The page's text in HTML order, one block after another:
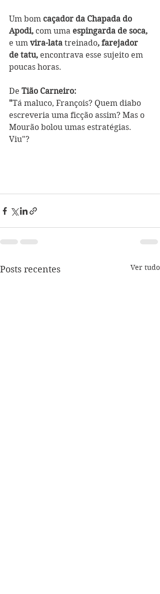
Um bom caçador da Chapada do
Apodi, com uma espingarda de soca,
e um vira-lata treinado, farejador
de tatu, encontrava esse sujeito em
poucas horas.
De Tião Carneiro:
"Tá maluco, François? Quem diabo
escreveria uma ficção assim? Mas o
Mourão bolou umas estratégias.
Viu"?
Posts recentes Ver tudo